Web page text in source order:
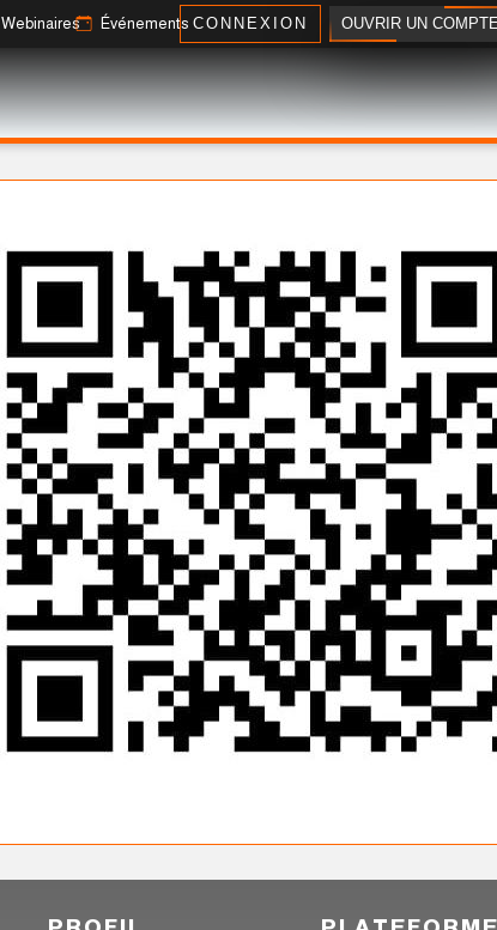
Webinaires Événements CONNEXION OUVRIR UN COMPTE